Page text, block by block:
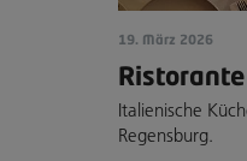
19. März 2026
Italienische
Regensburg.